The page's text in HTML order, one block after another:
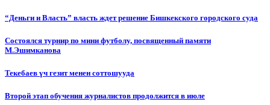
“Деньги и Власть” власть ждет решение Бишкекского городского суда
Состоялся турнир по мини футболу, посвященный памяти
М.Эшимканова
Текебаев үч гезит менен соттошууда
Второй этап обучения журналистов продолжится в июле